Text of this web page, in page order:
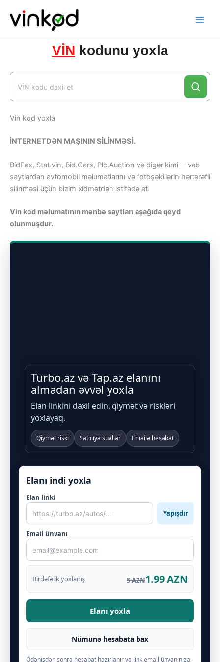
content
VİN kodunu yoxla
Vin kod yoxla
İNTERNETDƏN MAŞININ SİLİNMƏSİ.
BidFax, Stat.vin, Bid.Cars, Plc.Auction və digər kimi – veb
saytlardan avtomobil məlumatlarını və fotoşəkillərin hərtərəfli
silinməsi üçün bizim xidmətdən istifadə et.
Vin kod məlumatının mənbə saytları aşağıda qeyd
olunmuşdur.
Turbo.az və Tap.az elanını
almadan əvvəl yoxla
Elan linkini daxil edin, qiymət və riskləri
yoxlayaq.
Qiymət riski Satıcıya suallar Emailə hesabat
Elanı indi yoxla
Elan linki
Yapışdır
Email ünvanı
Birdəfəlik yoxlanış 5 AZN1.99 AZN
Elanı yoxla
Nümunə hesabata bax
Ödənişdən sonra hesabat hazırlanır və link email ünvanınıza